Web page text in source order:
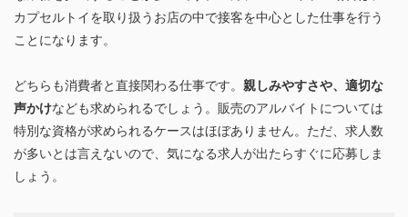
カプセルトイを取り扱うお店の中で接客を中心とした仕事を行う
ことになります。
どちらも消費者と直接関わる仕事です。 親しみやすさや、適切な
声かけなども求められるでしょう。販売のアルバイトについては
特別な資格が求められるケースはほぼありません。ただ、求人数
が多いとは言えないので、気になる求人が出たらすぐに応募しま
しょう。